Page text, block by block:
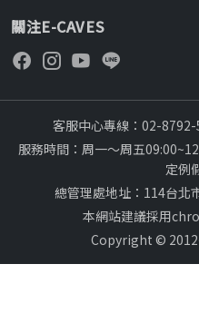
關注E-CAVES
客服中心專線：02-
服務時間：周一～周五
定例
總管理處地址：114台北
本網站建議採用
Copyright ©